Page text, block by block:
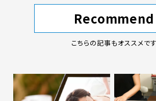
Recommend
こちらの記事もオススメです